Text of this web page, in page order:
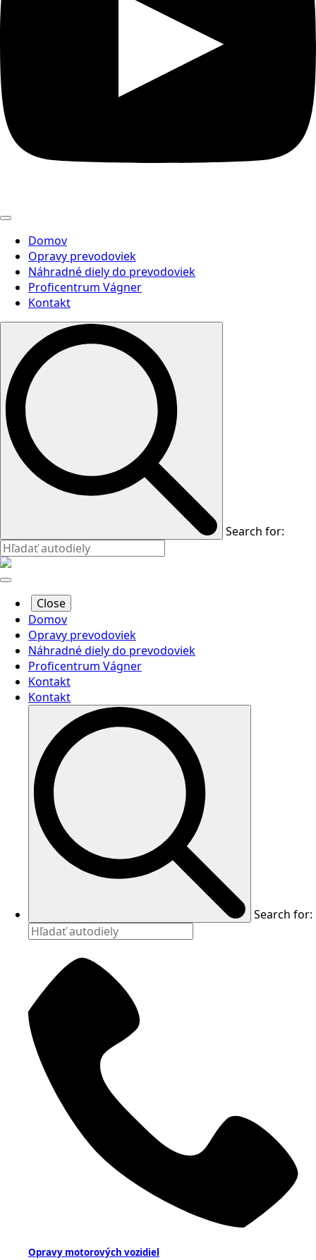
Domov
Opravy prevodoviek
Náhradné diely do prevodoviek
Proficentrum Vágner
Kontakt
Search for:
Close
Domov
Opravy prevodoviek
Náhradné diely do prevodoviek
Proficentrum Vágner
Kontakt
Kontakt
Search for:
Opravy motorových vozidiel